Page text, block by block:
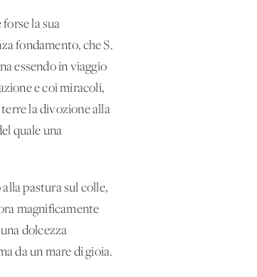
la sua
fondamento, che S.
essendo in viaggio
e coi miracoli,
la divozione alla
quale una
pastura sul colle,
magnificamente
dolcezza
da un mare di gioia.